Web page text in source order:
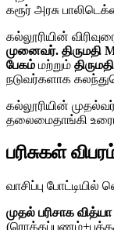
கரூர் அரசு
கல்லூரியின்
முனைவர். திருமதி
பேகம் மற்றும்
நடுவர்களாக
கல்லூரியின்
தலைமைதாங்கி
பரிசுகள்
வாசிப்பு
முதல் பரிசாக வித்யா